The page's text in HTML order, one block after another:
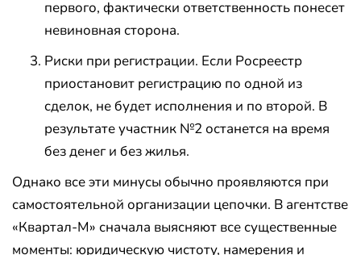
первого, фактически ответственность понесет
невиновная сторона.
Риски при регистрации. Если Росреестр
приостановит регистрацию по одной из
сделок, не будет исполнения и по второй. В
результате участник №2 останется на время
без денег и без жилья.
Однако все эти минусы обычно проявляются при
самостоятельной организации цепочки. В агентстве
«Квартал-М» сначала выясняют все существенные
моменты: юридическую чистоту, намерения и